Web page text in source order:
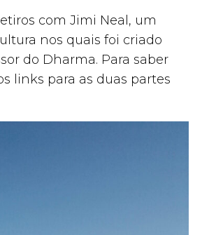
com Jimi Neal, um
nos quais foi criado
do Dharma. Para saber
links para as duas partes